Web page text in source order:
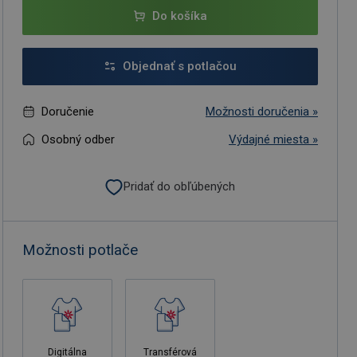
Do košíka
Objednať s potlačou
Doručenie
Možnosti doručenia »
Osobný odber
Výdajné miesta »
Pridať do obľúbených
Možnosti potlače
Digitálna
Transférová